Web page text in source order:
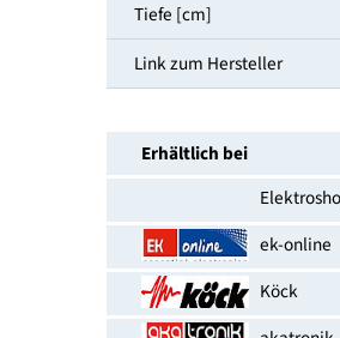
Startzeitvorwahl
EAN-Nummer
Höhe [cm]
Tiefe [cm]
Link zum Hersteller